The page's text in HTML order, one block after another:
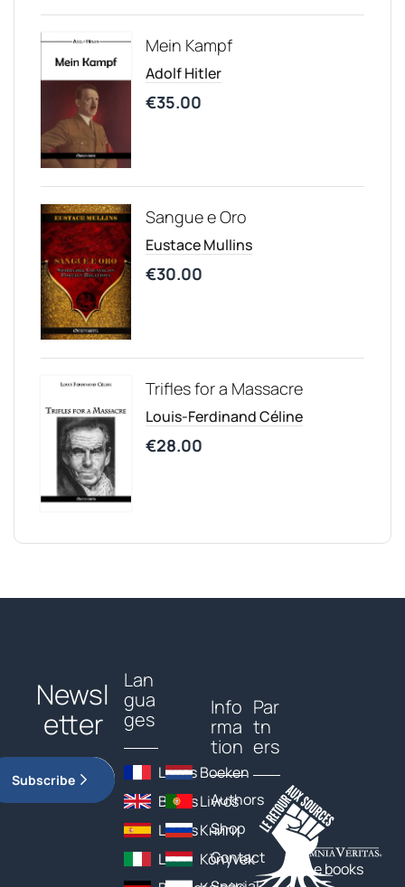
Mein Kampf
Adolf Hitler
€35.00
Sangue e Oro
Eustace Mullins
€30.00
Trifles for a Massacre
Louis-Ferdinand Céline
€28.00
Newsl
etter
Subscribe
Lan
gua
ges
Livres
Books
Libros
Libri
Boeken
Livros
Книги
Könyvek
Info
rma
tion
Authors
Shop
Contact
Par
tn
ers
The books